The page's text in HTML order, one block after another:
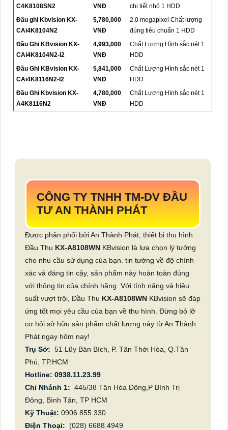
C4K8108SN2
VNĐ
chi tiết nhỏ 1 HDD
Đầu ghi Kbvision KX-
CAi4K8104N2
5,780,000
VNĐ
2.0 megapixel Chất lượng
đúng tiêu chuẩn 1 HDD
Đầu Ghi KBvision KX-
CAi4K8104N2-I2
4,993,000
VNĐ
Chất Lượng Hình sắc nét 1
HDD
Đầu Ghi KBvision KX-
CAi4K8116N2-I2
5,841,000
VNĐ
Chất Lượng Hình sắc nét 1
HDD
Đầu Ghi Kbvision KX-
A4K8116N2
4,780,000
VNĐ
Chất Lượng Hình sắc nét 1
HDD
CÔNG TY TNHH TM-DV ĐẦU
TƯ AN THÀNH PHÁT
Được phân phối bởi An Thành Phát, thiết bị thu hình
Đầu Thu KX-A8108WN KBvision là lựa chọn lý tưởng
cho nhu cầu sử dụng của bạn. tin tưởng về độ chính
xác và đáng tin cậy, sản phẩm này hoàn toàn đúng
với thông tin của chính hãng. Với tính năng và hiệu
suất vượt trội, Đầu Thu KX-A8108WN KBvision sẽ đáp
ứng tốt mọi yêu cầu của bạn về thu hình. Đừng bỏ lỡ
cơ hội sở hữu sản phẩm chất lượng này từ An Thành
Phát ngay hôm nay!
Trụ Sở: 51 Lũy Bán Bích, P. Tân Thới Hòa, Q.Tân
Phú, TP.HCM
Hotline: 0938.11.23.99
Chi Nhánh 1: 445/38 Tân Hòa Đông,P Bình Trị
Đông, Bình Tân, TP HCM
Kỹ Thuật: 0906.855.330
Điện Thoại:
(028) 6688.4949